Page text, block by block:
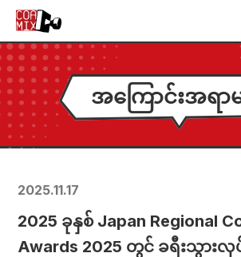
အကြောင်းအရာမ
2025.11.17
2025 ခုနှစ် Japan Regional
Awards 2025 တွင် ခရီးသွားလု